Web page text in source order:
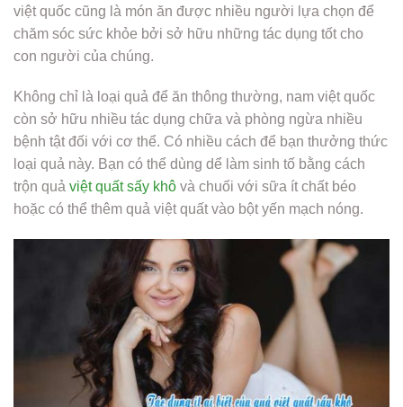
việt quốc cũng là món ăn được nhiều người lựa chọn để
chăm sóc sức khỏe bởi sở hữu những tác dụng tốt cho
con người của chúng.
Không chỉ là loại quả để ăn thông thường, nam việt quốc
còn sở hữu nhiều tác dụng chữa và phòng ngừa nhiều
bệnh tật đối với cơ thể. Có nhiều cách để bạn thưởng thức
loại quả này. Bạn có thể dùng dể làm sinh tố bằng cách
trộn quả việt quất sấy khô và chuối với sữa ít chất béo
hoặc có thể thêm quả việt quất vào bột yến mạch nóng.